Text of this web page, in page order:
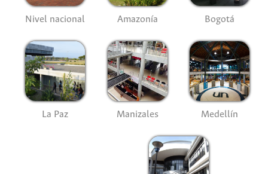
Nivel nacional Amazonía Bogotá
La Paz Manizales Medellín